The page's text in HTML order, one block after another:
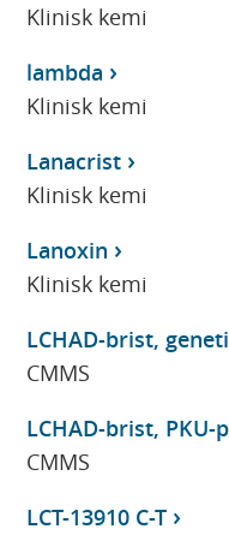
Klinisk kemi
lambda
Klinisk kemi
Lanacrist
Klinisk kemi
Lanoxin
Klinisk kemi
LCHAD-brist,
CMMS
LCHAD-brist, PKU-
CMMS
LCT-13910 C-T